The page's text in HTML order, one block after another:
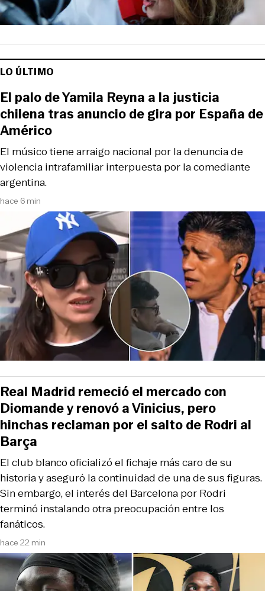
LO ÚLTIMO
hace 6 min
El músico tiene arraigo nacional por la denuncia de
violencia intrafamiliar interpuesta por la comediante
argentina.
El palo de Yamila Reyna a la justicia
chilena tras anuncio de gira por España de
Américo
hace 22 min
El club blanco oficializó el fichaje más caro de su
historia y aseguró la continuidad de una de sus figuras.
Sin embargo, el interés del Barcelona por Rodri
terminó instalando otra preocupación entre los
fanáticos.
Real Madrid remeció el mercado con
Diomande y renovó a Vinicius, pero
hinchas reclaman por el salto de Rodri al
Barça